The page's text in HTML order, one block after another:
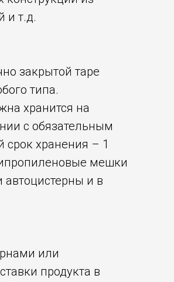
и т.д.
закрытой таре
типа.
хранится на
с обязательным
хранения – 1
мешки
и в
или
продукта в